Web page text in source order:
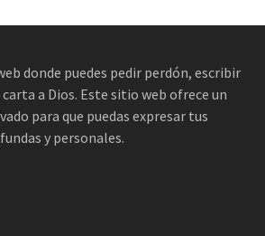
donde puedes pedir perdón, escribir
a Dios. Este sitio web ofrece un
para que puedas expresar tus
y personales.